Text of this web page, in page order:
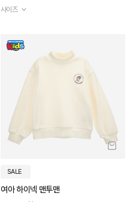
사이즈
SALE
여아 하이넥 맨투맨